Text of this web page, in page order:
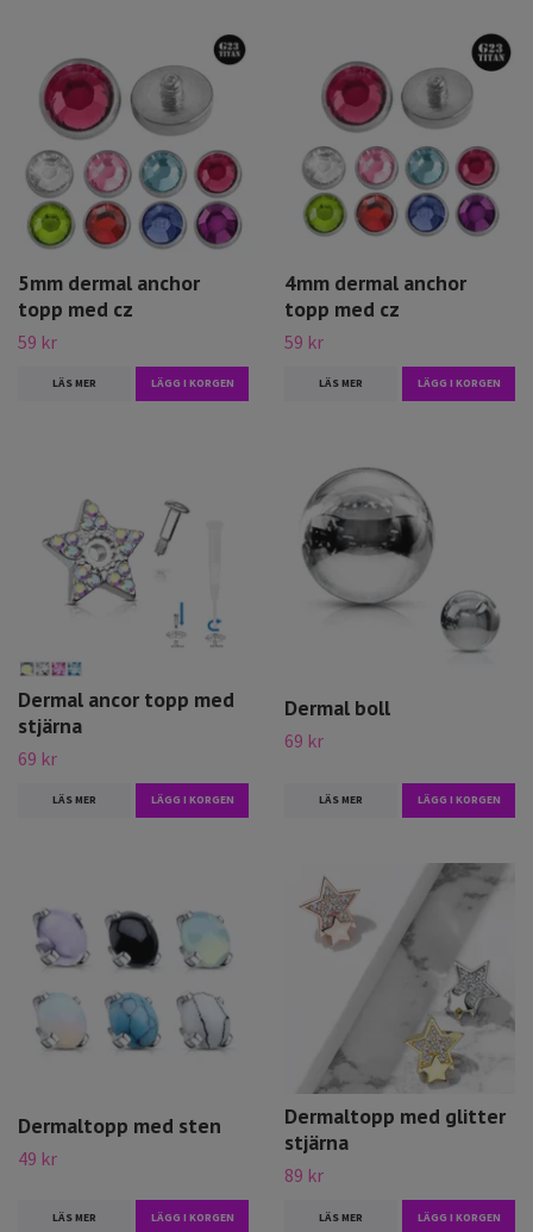
5mm dermal anchor
topp med cz
59 kr
LÄS MER LÄGG I KORGEN
4mm dermal anchor
topp med cz
59 kr
LÄS MER LÄGG I KORGEN
Dermal ancor topp med
stjärna
69 kr
LÄS MER LÄGG I KORGEN
Dermal boll
69 kr
LÄS MER LÄGG I KORGEN
Dermaltopp med sten
49 kr
LÄS MER LÄGG I KORGEN
Dermaltopp med glitter
stjärna
89 kr
LÄS MER LÄGG I KORGEN